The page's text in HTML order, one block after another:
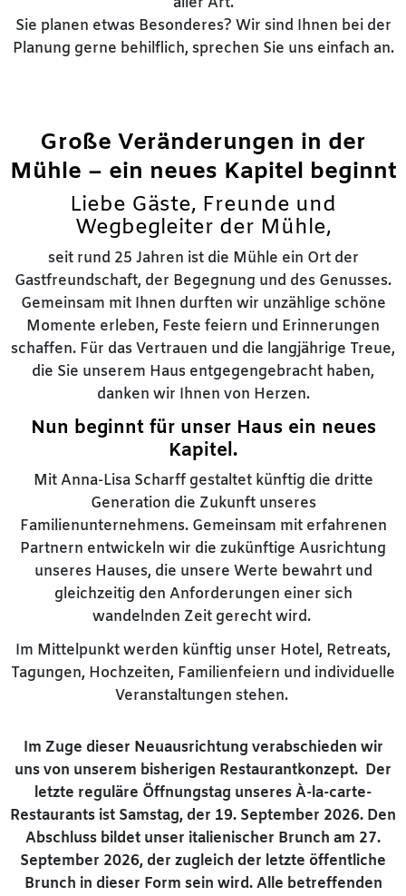
Sie planen etwas Besonderes? Wir sind Ihnen bei der
Planung gerne behilflich, sprechen Sie uns einfach an.
Große Veränderungen in der
Mühle – ein neues Kapitel beginnt
Liebe Gäste, Freunde und
Wegbegleiter der Mühle,
seit rund 25 Jahren ist die Mühle ein Ort der
Gastfreundschaft, der Begegnung und des Genusses.
Gemeinsam mit Ihnen durften wir unzählige schöne
Momente erleben, Feste feiern und Erinnerungen
schaffen. Für das Vertrauen und die langjährige Treue,
die Sie unserem Haus entgegengebracht haben,
danken wir Ihnen von Herzen.
Nun beginnt für unser Haus ein neues
Kapitel.
Mit Anna-Lisa Scharff gestaltet künftig die dritte
Generation die Zukunft unseres
Familienunternehmens. Gemeinsam mit erfahrenen
Partnern entwickeln wir die zukünftige Ausrichtung
unseres Hauses, die unsere Werte bewahrt und
gleichzeitig den Anforderungen einer sich
wandelnden Zeit gerecht wird.
Im Mittelpunkt werden künftig unser Hotel, Retreats,
Tagungen, Hochzeiten, Familienfeiern und individuelle
Veranstaltungen stehen.
Im Zuge dieser Neuausrichtung verabschieden wir
uns von unserem bisherigen Restaurantkonzept. Der
letzte reguläre Öffnungstag unseres À-la-carte-
Restaurants ist Samstag, der 19. September 2026. Den
Abschluss bildet unser italienischer Brunch am 27.
September 2026, der zugleich der letzte öffentliche
Brunch in dieser Form sein wird. Alle betreffenden